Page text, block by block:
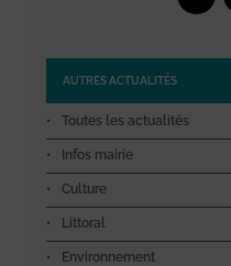
AUTRES ACTUALITÉS
Toutes les actualités
Infos mairie
Culture
Littoral
Environnement